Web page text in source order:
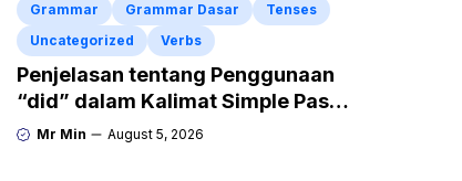
Grammar Grammar Dasar
Tenses
Uncategorized
Verbs
Penjelasan tentang Penggunaan
“did” dalam Kalimat Simple Past
Tense
Mr Min August 5, 2026